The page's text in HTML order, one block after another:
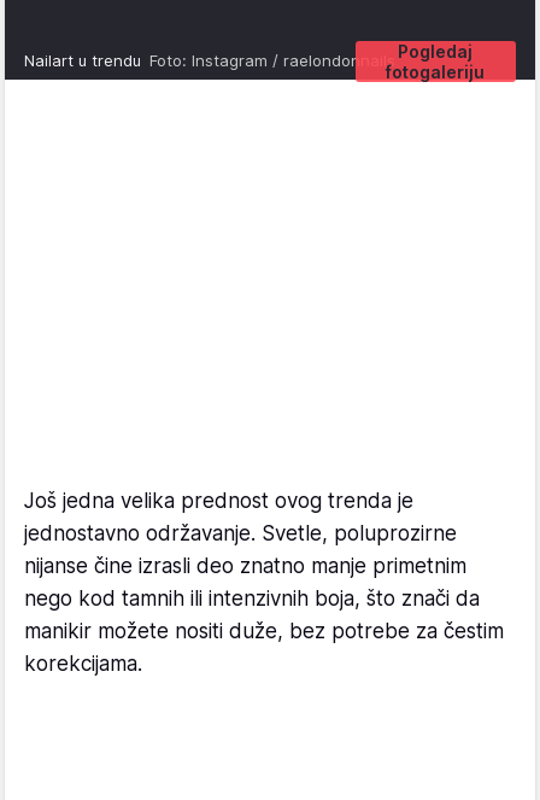
Pogledaj
fotogaleriju
Nailart u trendu Foto: Instagram / raelondonnails
Još jedna velika prednost ovog trenda je
jednostavno održavanje. Svetle, poluprozirne
nijanse čine izrasli deo znatno manje primetnim
nego kod tamnih ili intenzivnih boja, što znači da
manikir možete nositi duže, bez potrebe za čestim
korekcijama.